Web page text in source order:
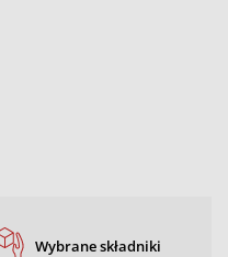
Wybrane składniki